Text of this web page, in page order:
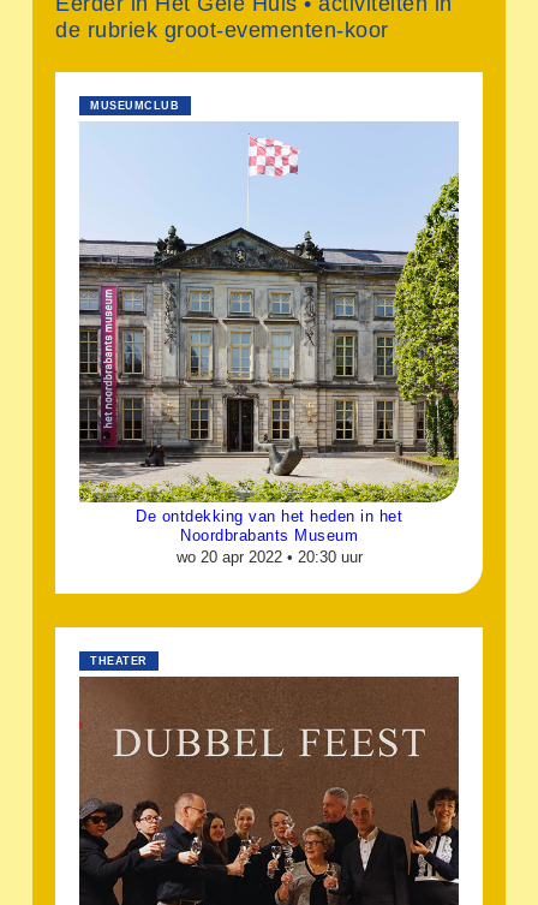
de rubriek groot-evementen-koor
MUSEUMCLUB
De ontdekking van het heden in het
Noordbrabants Museum
wo 20 apr 2022 • 20:30 uur
THEATER